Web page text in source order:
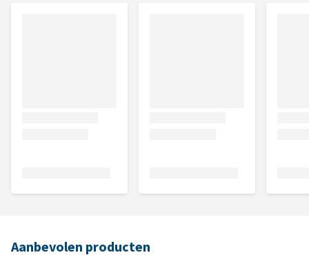
Aanbevolen producten